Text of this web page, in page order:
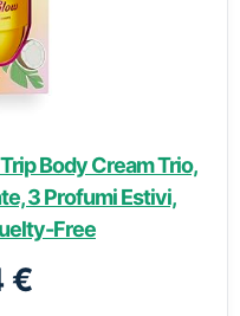
Body Cream Trio,
3 Profumi Estivi,
Free
€